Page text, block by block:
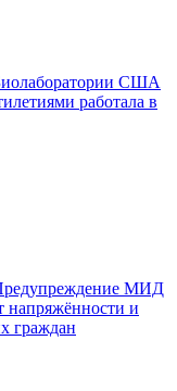
США
работала в
МИД
напряжённости и
граждан